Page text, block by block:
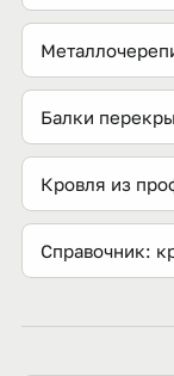
Балки
Кровля из
Справочник: